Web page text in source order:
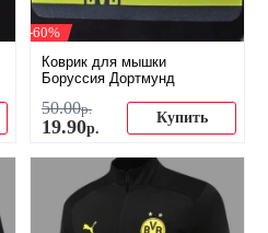
-60%
Коврик для мышки
Боруссия Дортмунд
50.00р.
19.90р.
Купить